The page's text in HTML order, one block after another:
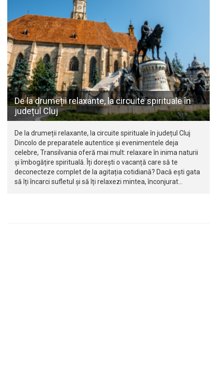
De la drumeții relaxante, la circuite spirituale în
județul Cluj
De la drumeții relaxante, la circuite spirituale în județul Cluj
Dincolo de preparatele autentice și evenimentele deja
celebre, Transilvania oferă mai mult: relaxare în inima naturii
și îmbogățire spirituală. Îți dorești o vacanță care să te
deconecteze complet de la agitația cotidiană? Dacă ești gata
să îți încarci sufletul și să îți relaxezi mintea, înconjurat…